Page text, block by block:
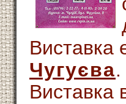
Виставка
Чугуєва.
Виставка